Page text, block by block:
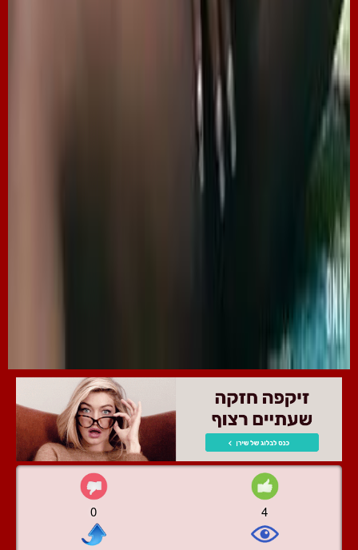
0 4